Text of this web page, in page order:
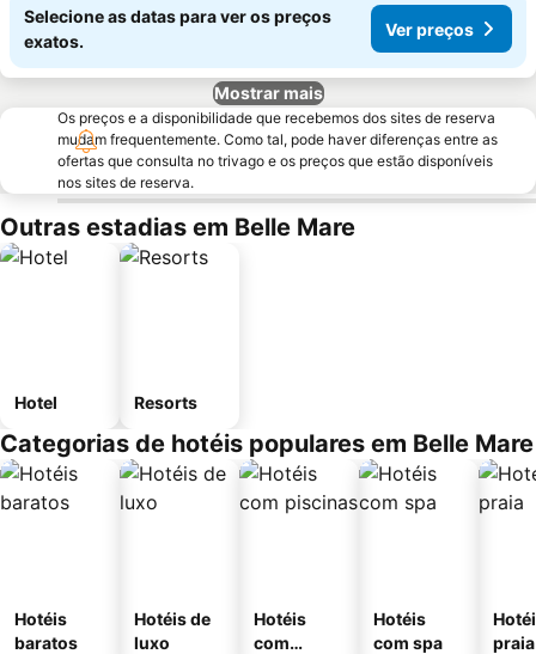
Selecione as datas para ver os preços
exatos.
Ver preços
Mostrar mais
Os preços e a disponibilidade que recebemos dos sites de reserva
mudam frequentemente. Como tal, pode haver diferenças entre as
ofertas que consulta no trivago e os preços que estão disponíveis
nos sites de reserva.
Outras estadias em Belle Mare
Hotel Resorts
Categorias de hotéis populares em Belle Mare
Hotéis
baratos
Hotéis de
luxo
Hotéis
com
Hotéis
com spa
praia